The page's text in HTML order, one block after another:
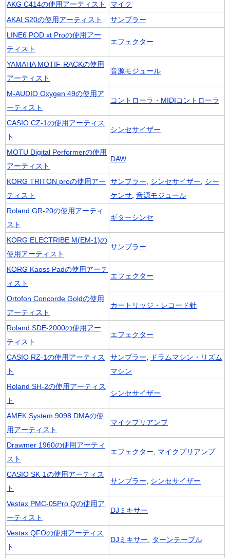
AKG C414の使用アーティスト
マイク
AKAI S20の使用アーティスト
サンプラー
LINE6 POD xt Proの使用アー
ティスト
エフェクター
YAMAHA MOTIF-RACKの使用
アーティスト
音源モジュール
M-AUDIO Oxygen 49の使用ア
ーティスト
コントローラ・MIDIコントローラ
CASIO CZ-1の使用アーティス
ト
シンセサイザー
MOTU Digital Performerの使用
アーティスト
DAW
KORG TRITON proの使用アー
ティスト
サンプラー, シンセサイザー, シー
ケンサ, 音源モジュール
Roland GR-20の使用アーティ
スト
ギターシンセ
KORG ELECTRIBE M(EM-1)の
使用アーティスト
サンプラー
KORG Kaoss Padの使用アーテ
ィスト
エフェクター
Ortofon Concorde Goldの使用
アーティスト
カートリッジ・レコード針
Roland SDE-2000の使用アー
ティスト
エフェクター
CASIO RZ-1の使用アーティス
ト
サンプラー,
ドラムマシン・リズム
マシン
Roland SH-2の使用アーティス
ト
シンセサイザー
AMEK System 9098 DMAの使
用アーティスト
マイクプリアンプ
Drawmer 1960の使用アーティ
スト
エフェクター, マイクプリアンプ
CASIO SK-1の使用アーティス
ト
サンプラー, シンセサイザー
Vestax PMC-05Pro Qの使用ア
ーティスト
DJミキサー
Vestax QFOの使用アーティス
ト
DJミキサー, ターンテーブル